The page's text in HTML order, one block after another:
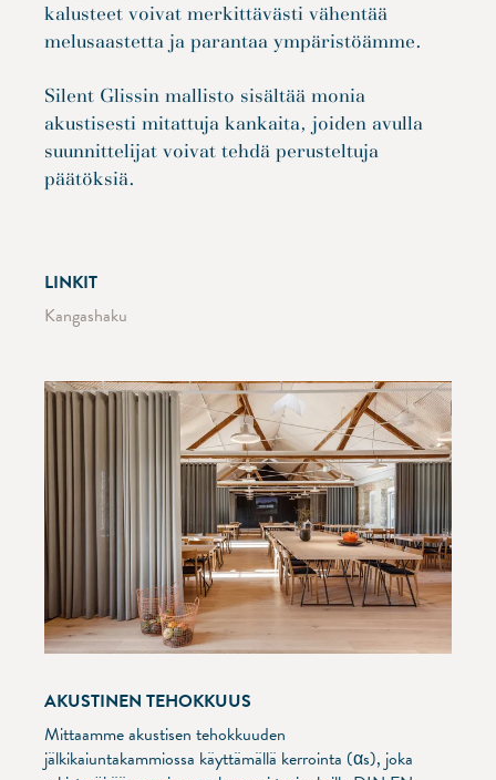
kalusteet voivat merkittävästi vähentää
melusaastetta ja parantaa ympäristöämme.
Silent Glissin mallisto sisältää monia
akustisesti mitattuja kankaita, joiden avulla
suunnittelijat voivat tehdä perusteltuja
päätöksiä.
LINKIT
Kangashaku
AKUSTINEN TEHOKKUUS
Mittaamme akustisen tehokkuuden
jälkikaiuntakammiossa käyttämällä kerrointa (αs), joka